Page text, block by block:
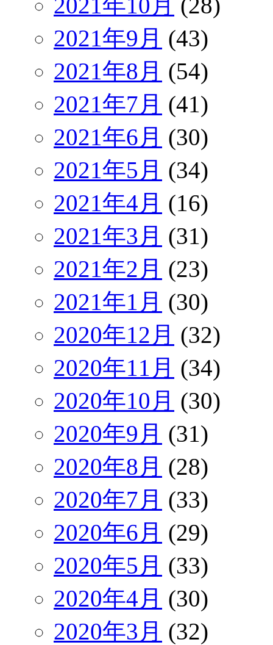
2021年9月 (43)
2021年8月 (54)
2021年7月 (41)
2021年6月 (30)
2021年5月 (34)
2021年4月 (16)
2021年3月 (31)
2021年2月 (23)
2021年1月 (30)
2020年12月 (32)
2020年11月 (34)
2020年10月 (30)
2020年9月 (31)
2020年8月 (28)
2020年7月 (33)
2020年6月 (29)
2020年5月 (33)
2020年4月 (30)
2020年3月 (32)